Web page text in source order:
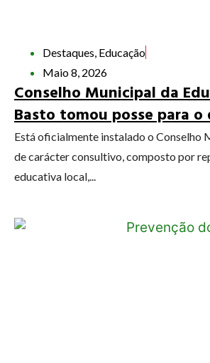
Destaques, Educação
Maio 8, 2026
Conselho Municipal da
Basto tomou posse para
Está oficialmente instalado o Conselho
de carácter consultivo, composto por
educativa local,...